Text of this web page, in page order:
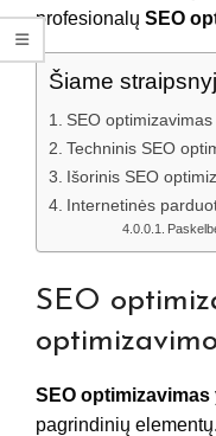
profesionalų SEO
Šiame
SEO
Techninis SEO
Išorinis SEO
Internetinės
SEO
SEO optimizavimas
pagrindinių